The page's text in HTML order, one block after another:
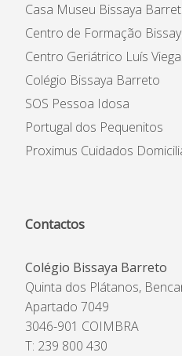
Casa Museu Bissaya
Centro de Formação
Centro Geriátrico Luís
Colégio Bissaya Barreto
SOS Pessoa Idosa
Portugal dos Pequenitos
Proximus Cuidados
Contactos
Colégio Bissaya Barreto
Quinta dos Plátanos,
Apartado 7049
3046-901 COIMBRA
T: 239 800 430